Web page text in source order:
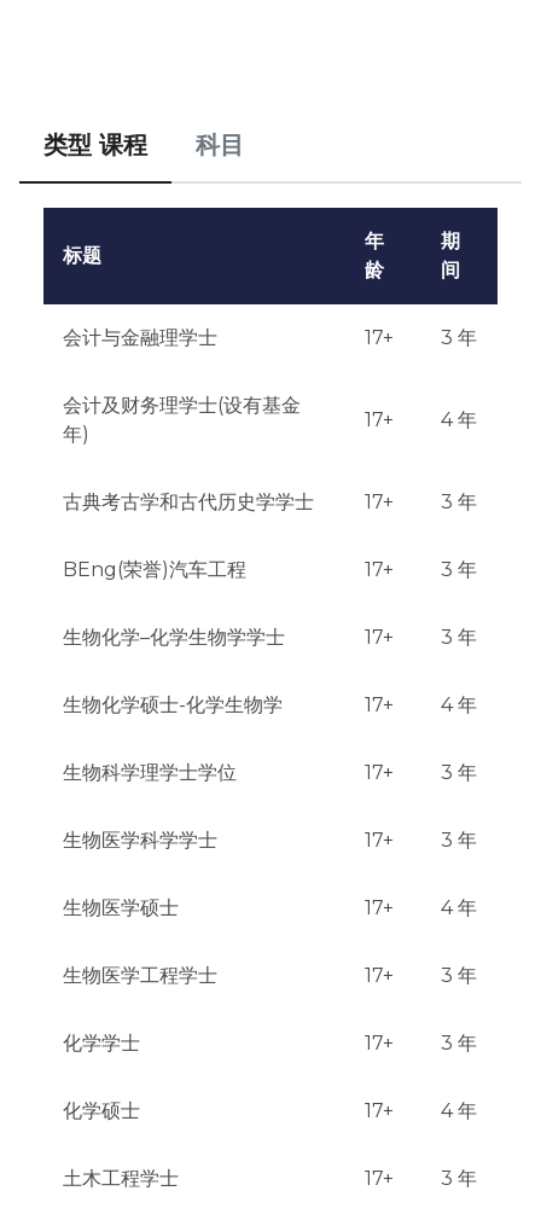
类型 课程 科目
标题
年
龄
期
间
会计与金融理学士 17+ 3 年
会计及财务理学士(设有基金
年)
17+ 4 年
古典考古学和古代历史学学士 17+ 3 年
BEng(荣誉)汽车工程 17+ 3 年
生物化学–化学生物学学士 17+ 3 年
生物化学硕士-化学生物学 17+ 4 年
生物科学理学士学位 17+ 3 年
生物医学科学学士 17+ 3 年
生物医学硕士 17+ 4 年
生物医学工程学士 17+ 3 年
化学学士 17+ 3 年
化学硕士 17+ 4 年
土木工程学士 17+ 3 年